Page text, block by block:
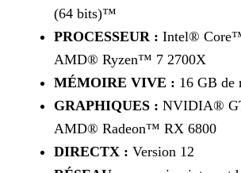
(64 bits)™
PROCESSEUR : Intel®
AMD® Ryzen™ 7 2700X
MÉMOIRE VIVE : 16 GB de
GRAPHIQUES : NVIDIA®
AMD® Radeon™ RX 6800
DIRECTX : Version 12